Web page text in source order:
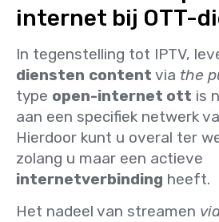
internet bij OTT-
In tegenstelling tot IPTV,
diensten content via the
type open-internet ott is
aan een specifiek netwerk
Hierdoor kunt u overal ter
zolang u maar een actieve
internetverbinding heeft.
Het nadeel van streamen